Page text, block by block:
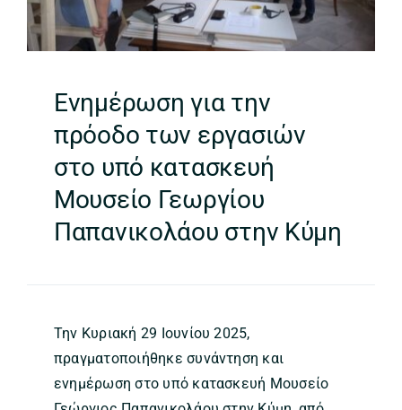
Ενημέρωση για την
πρόοδο των εργασιών
στο υπό κατασκευή
Μουσείο Γεωργίου
Παπανικολάου στην Κύμη
Την Κυριακή 29 Ιουνίου 2025,
πραγματοποιήθηκε συνάντηση και
ενημέρωση στο υπό κατασκευή Μουσείο